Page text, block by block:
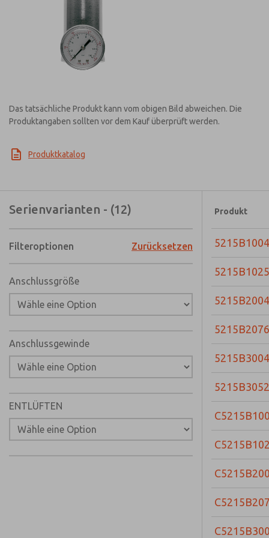
Das tatsächliche Produkt kann vom obigen Bild abweichen. Die
Produktangaben sollten vor dem Kauf überprüft werden.
Produktkatalog
Serienvarianten - (12)
Filteroptionen Zurücksetzen
Anschlussgröße
Anschlussgewinde
ENTLÜFTEN
Produkt
5215B1004
5215B1025
5215B2004
5215B2076
5215B3004
5215B3052